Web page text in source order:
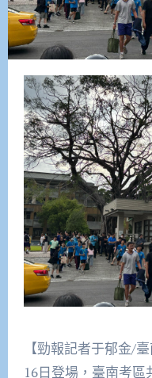
【勁報記者于郁金/
16日登場，臺南考區